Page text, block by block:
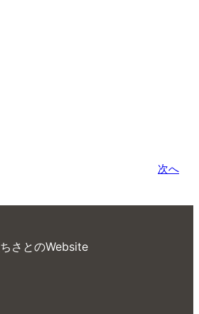
次へ
さとのWebsite